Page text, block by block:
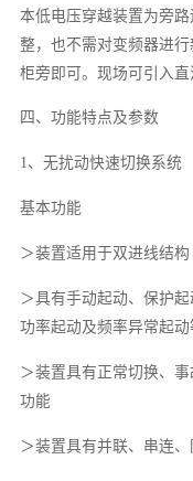
本低电压穿越装置为旁
整，也不需对变频器进
柜旁即可。现场可引入直
四、功能特点及参数
1、无扰动快速切换系统
基本功能
＞装置适用于双进线结构
＞具有手动起动、保护
功率起动及频率异常起
＞装置具有正常切换、
功能
＞装置具有并联、串连